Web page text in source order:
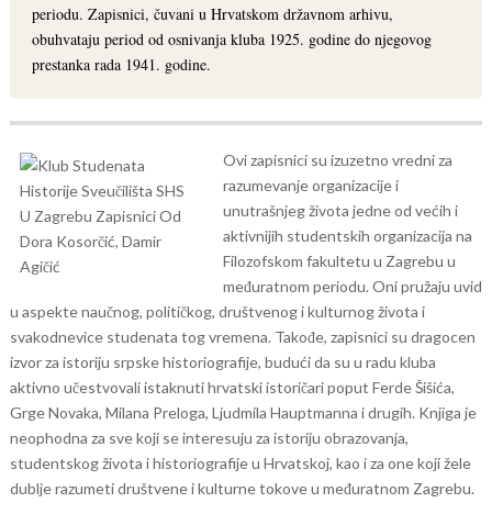
periodu. Zapisnici, čuvani u Hrvatskom državnom arhivu,
obuhvataju period od osnivanja kluba 1925. godine do njegovog
prestanka rada 1941. godine.
Ovi zapisnici su izuzetno vredni za
razumevanje organizacije i
unutrašnjeg života jedne od većih i
aktivnijih studentskih organizacija na
Filozofskom fakultetu u Zagrebu u
međuratnom periodu. Oni pružaju uvid
u aspekte naučnog, političkog, društvenog i kulturnog života i
svakodnevice studenata tog vremena. Takođe, zapisnici su dragocen
izvor za istoriju srpske historiografije, budući da su u radu kluba
aktivno učestvovali istaknuti hrvatski istoričari poput Ferde Šišića,
Grge Novaka, Milana Preloga, Ljudmila Hauptmanna i drugih. Knjiga je
neophodna za sve koji se interesuju za istoriju obrazovanja,
studentskog života i historiografije u Hrvatskoj, kao i za one koji žele
dublje razumeti društvene i kulturne tokove u međuratnom Zagrebu.